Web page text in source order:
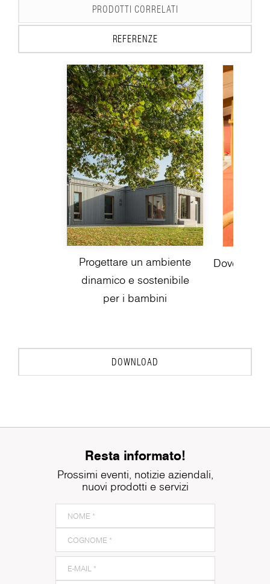
PRODOTTI CORRELATI
REFERENZE
Progettare un ambiente
dinamico e sostenibile
per i bambini
Dove il
DOWNLOAD
Resta informato!
Prossimi eventi, notizie aziendali,
nuovi prodotti e servizi